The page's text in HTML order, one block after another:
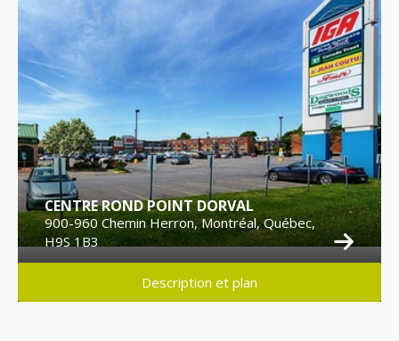
CENTRE ROND POINT DORVAL
900-960 Chemin Herron, Montréal, Québec,
H9S 1B3
Description et plan